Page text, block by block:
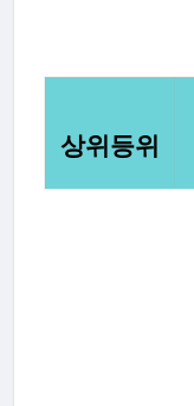
상위등위